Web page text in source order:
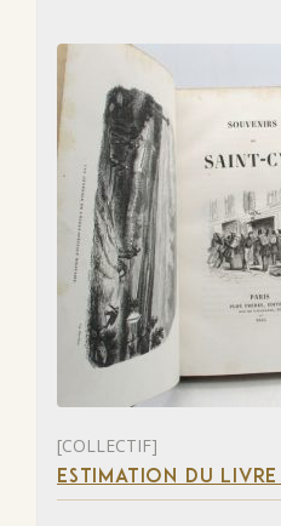
[COLLECTIF]
ESTIMATION DU